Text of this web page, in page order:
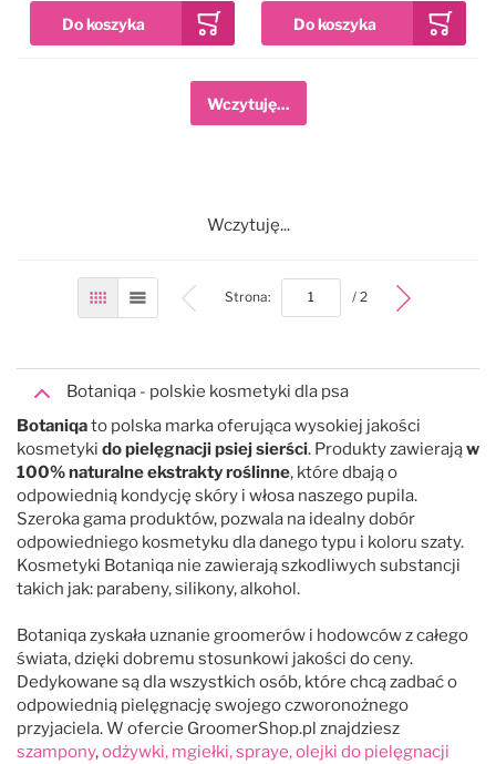
Wczytuję...
Wczytuję...
SiatkaLista Strona:bottom / 2
Botaniqa - polskie kosmetyki dla psa
Botaniqato polska marka oferująca wysokiej jakości
kosmetyki do pielęgnacji psiej sierści. Produkty zawierająw
100% naturalne ekstrakty roślinne, które dbają o
odpowiednią kondycję skóry i włosa naszego pupila.
Szeroka gama produktów, pozwala na idealny dobór
odpowiedniego kosmetyku dla danego typu i koloru szaty.
Kosmetyki Botaniqa nie zawierają szkodliwych substancji
takich jak: parabeny, silikony, alkohol.
Botaniqa zyskała uznanie groomerów i hodowców z całego
świata, dzięki dobremu stosunkowi jakości do ceny.
Dedykowane są dla wszystkich osób, które chcą zadbać o
odpowiednią pielęgnację swojego czworonożnego
przyjaciela. W ofercie GroomerShop.pl znajdziesz
szampony,odżywki, mgiełki, spraye, olejki do pielęgnacji